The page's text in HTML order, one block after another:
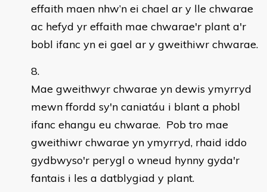
effaith maen nhw’n ei chael ar y lle chwarae
ac hefyd yr effaith mae chwarae'r plant a'r
bobl ifanc yn ei gael ar y gweithiwr chwarae.
Mae gweithwyr chwarae yn dewis ymyrryd
mewn ffordd sy'n caniatáu i blant a phobl
ifanc ehangu eu chwarae. Pob tro mae
gweithiwr chwarae yn ymyrryd, rhaid iddo
gydbwyso'r perygl o wneud hynny gyda'r
fantais i les a datblygiad y plant.